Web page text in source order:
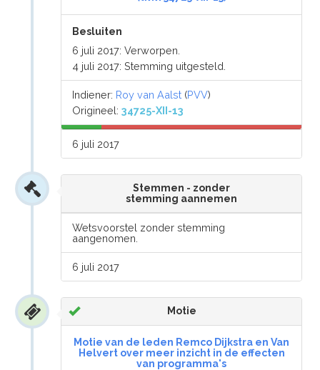
Besluiten
6 juli 2017: Verworpen.
4 juli 2017: Stemming uitgesteld.
Indiener: Roy van Aalst (PVV)
Origineel:34725-XII-13
6 juli 2017
Stemmen - zonder
stemming aannemen
Wetsvoorstel zonder stemming
aangenomen.
6 juli 2017
Motie
Motie van de leden Remco Dijkstra en Van
Helvert over meer inzicht in de effecten
van programma's